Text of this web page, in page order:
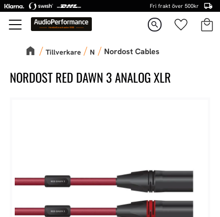
Meny
Fri frakt över 500kr
search Favoriter
Tillverkare N Nordost Cables
NORDOST RED DAWN 3 ANALOG XLR